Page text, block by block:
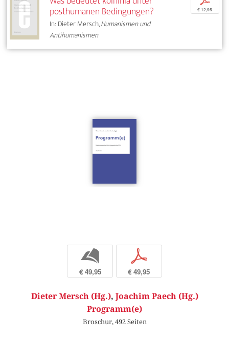
posthumanen Bedingungen?
In: Dieter Mersch,Humanismen und
Antihumanismen
€ 12,95
b
€ 49,95
p
€ 49,95
Dieter Mersch (Hg.), Joachim Paech (Hg.)
Programm(e)
Broschur, 492 Seiten